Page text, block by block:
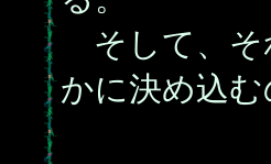
そして、そ
かに決め込